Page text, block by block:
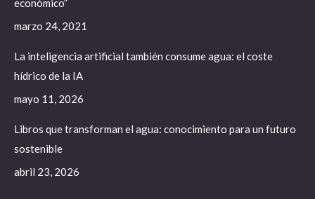
económico”
marzo 24, 2021
La inteligencia artificial también consume agua: el coste
hídrico de la IA
mayo 11, 2026
Libros que transforman el agua: conocimiento para un futuro
sostenible
abril 23, 2026